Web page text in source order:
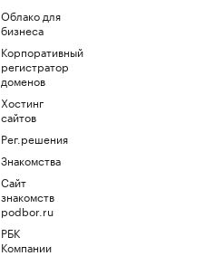
Облако для
бизнеса
Корпоративный
регистратор
доменов
Хостинг
сайтов
Рег.решения
Знакомства
Сайт
знакомств
podbor.ru
РБК
Компании